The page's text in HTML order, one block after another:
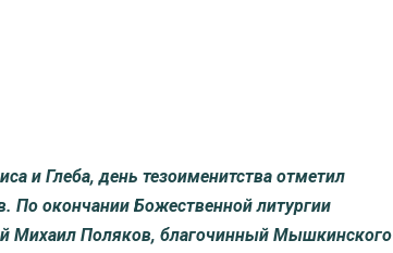
и Глеба, день тезоименитства отметил
По окончании Божественной литургии
Михаил Поляков, благочинный Мышкинского